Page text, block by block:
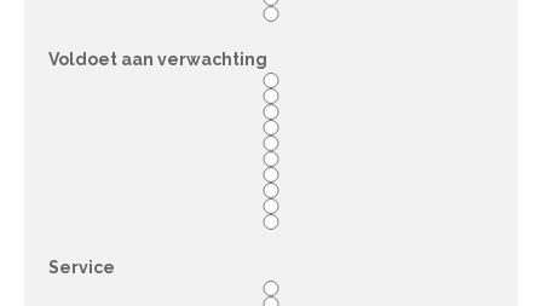
Voldoet aan verwachting
Service